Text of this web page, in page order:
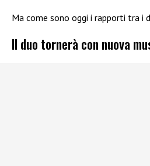
Ma come sono oggi i rapporti tra i
Il duo tornerà con nuova